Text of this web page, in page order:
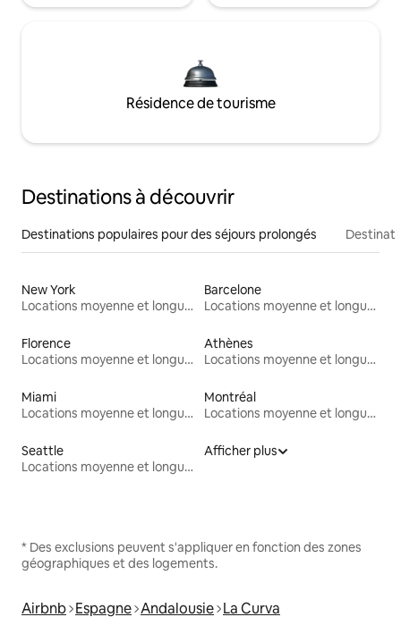
Résidence de tourisme
Destinations à découvrir
Destinations populaires pour des séjours prolongés
New York
Locations moyenne et longue durée
Barcelone
Locations moyenne et longue durée
Florence
Locations moyenne et longue durée
Athènes
Locations moyenne et longue durée
Miami
Locations moyenne et longue durée
Montréal
Locations moyenne et longue durée
Seattle
Locations moyenne et longue durée
Afficher plus
* Des exclusions peuvent s'appliquer en fonction des zones
géographiques et des logements.
Airbnb Espagne Andalousie La Curva